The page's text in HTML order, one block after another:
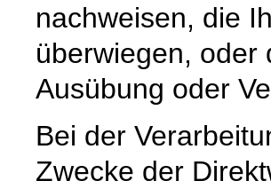
nachweisen, die
überwiegen, oder
Ausübung oder
Bei der
Zwecke der